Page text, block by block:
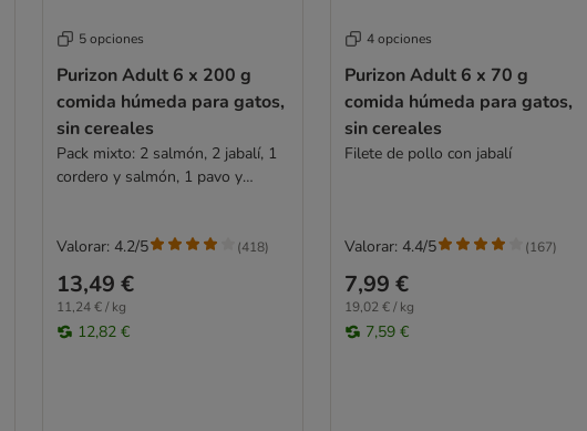
5 opciones
Purizon Adult 6 x 200 g
comida húmeda para gatos,
sin cereales
Pack mixto: 2 salmón, 2 jabalí, 1
cordero y salmón, 1 pavo y
13,49 €
11,24 € / kg
12,82 €
Valorar: 4.2/5 (418)
4 opciones
Purizon Adult 6 x 70 g
comida húmeda para gatos,
sin cereales
Filete de pollo con jabalí
7,99 €
19,02 € / kg
7,59 €
Valorar: 4.4/5 (167)